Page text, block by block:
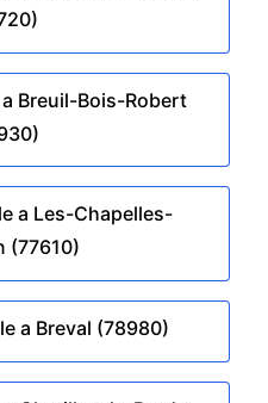
Breuil-Bois-Robert
a Les-Chapelles-
(77610)
a Breval (78980)